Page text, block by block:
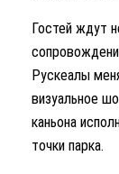
Гостей ждут
Рускеалы
визуальное
каньона
точки парка.